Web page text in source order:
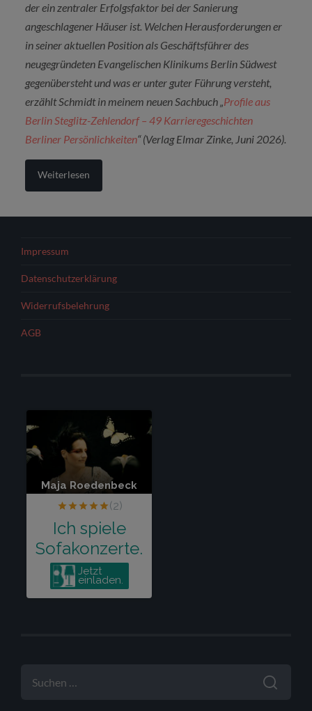
der ein zentraler Erfolgsfaktor bei der Sanierung
angeschlagener Häuser ist. Welchen Herausforderungen er
in seiner aktuellen Position als Geschäftsführer des
neugegründeten Evangelischen Klinikums Berlin Südwest
gegenübersteht und was er unter guter Führung versteht,
erzählt Schmidt in meinem neuen Sachbuch „ Profile aus
Berlin Steglitz-Zehlendorf – 49 Karrieregeschichten
Berliner Persönlichkeiten“ (Verlag Elmar Zinke, Juni 2026).
Weiterlesen
Impressum
Datenschutzerklärung
Widerrufsbelehrung
AGB
NACH: